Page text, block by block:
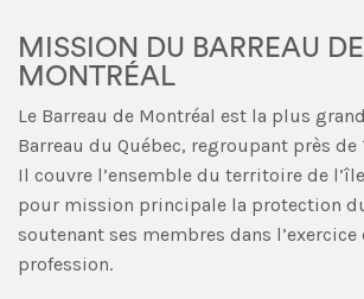
MISSION DU BARREAU DE
MONTRÉAL
Le Barreau de Montréal est la plus
Barreau du Québec, regroupant près
Il couvre l’ensemble du territoire de
pour mission principale la protection
soutenant ses membres dans l’exercice
profession.